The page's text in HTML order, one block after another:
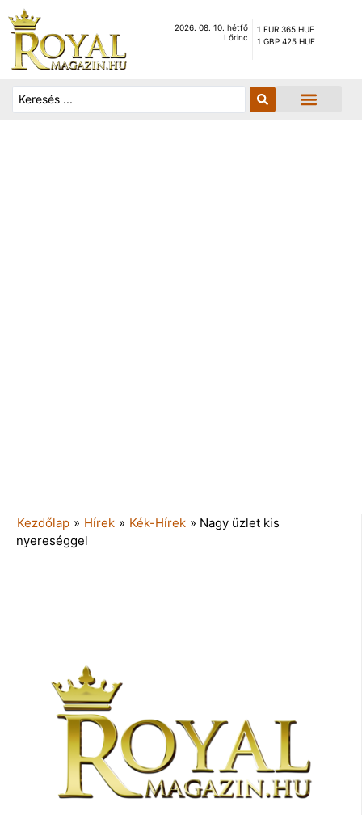
2026. 08. 10. hétfő
Lőrinc
1 EUR 365 HUF
1 GBP 425 HUF
Kezdőlap » Hírek » Kék-Hírek » Nagy üzlet kis
nyereséggel